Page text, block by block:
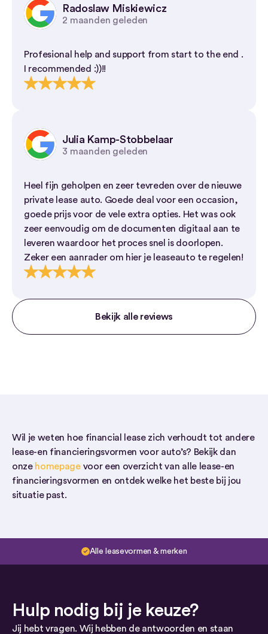
Bekijk alle reviews
Radoslaw Miskiewicz
2 maanden geleden
Profesional help and support from start to the end .
I recommended :))!!
Julia Kamp-Stobbelaar
3 maanden geleden
Heel fijn geholpen en zeer tevreden over de nieuwe
private lease auto. Goede deal voor een occasion,
goede prijs voor de vele extra opties. Het was ook
zeer eenvoudig om de documenten digitaal aan te
leveren waardoor het proces snel is doorlopen.
Zeker een aanrader om hier je leaseauto te regelen!
Wil je weten hoe financial lease zich verhoudt tot andere
lease-en financieringsvormen voor auto’s? Bekijk dan
onze homepagevoor een overzicht van alle lease-en
financieringsvormen en ontdek welke het beste bij jou
situatie past.
Alle leasevormen & merken
Hulp nodig bij je keuze?
Jij hebt vragen. Wij hebben de antwoorden en staan